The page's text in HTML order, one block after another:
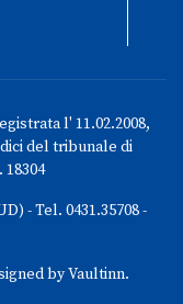
l' 11.02.2008,
del tribunale di
- Tel. 0431.35708 -
by Vaultinn.